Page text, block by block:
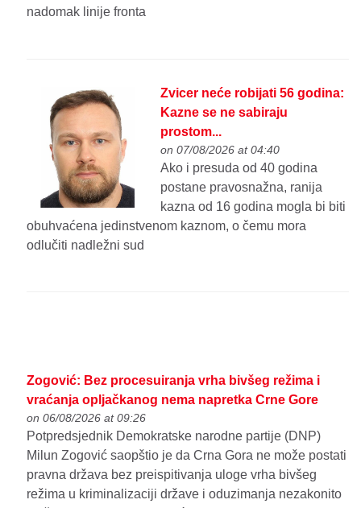
nadomak linije fronta
Zvicer neće robijati 56 godina:
Kazne se ne sabiraju
prostom...
on 07/08/2026 at 04:40
Ako i presuda od 40 godina
postane pravosnažna, ranija
kazna od 16 godina mogla bi biti
obuhvaćena jedinstvenom kaznom, o čemu mora
odlučiti nadležni sud
Zogović: Bez procesuiranja vrha bivšeg režima i
vraćanja opljačkanog nema napretka Crne Gore
on 06/08/2026 at 09:26
Potpredsjednik Demokratske narodne partije (DNP)
Milun Zogović saopštio je da Crna Gora ne može postati
pravna država bez preispitivanja uloge vrha bivšeg
režima u kriminalizaciji države i oduzimanja nezakonito